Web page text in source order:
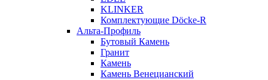
KLINKER
Комплектующие Döcke-R
Альта-Профиль
Бутовый Камень
Гранит
Камень
Камень Венецианский